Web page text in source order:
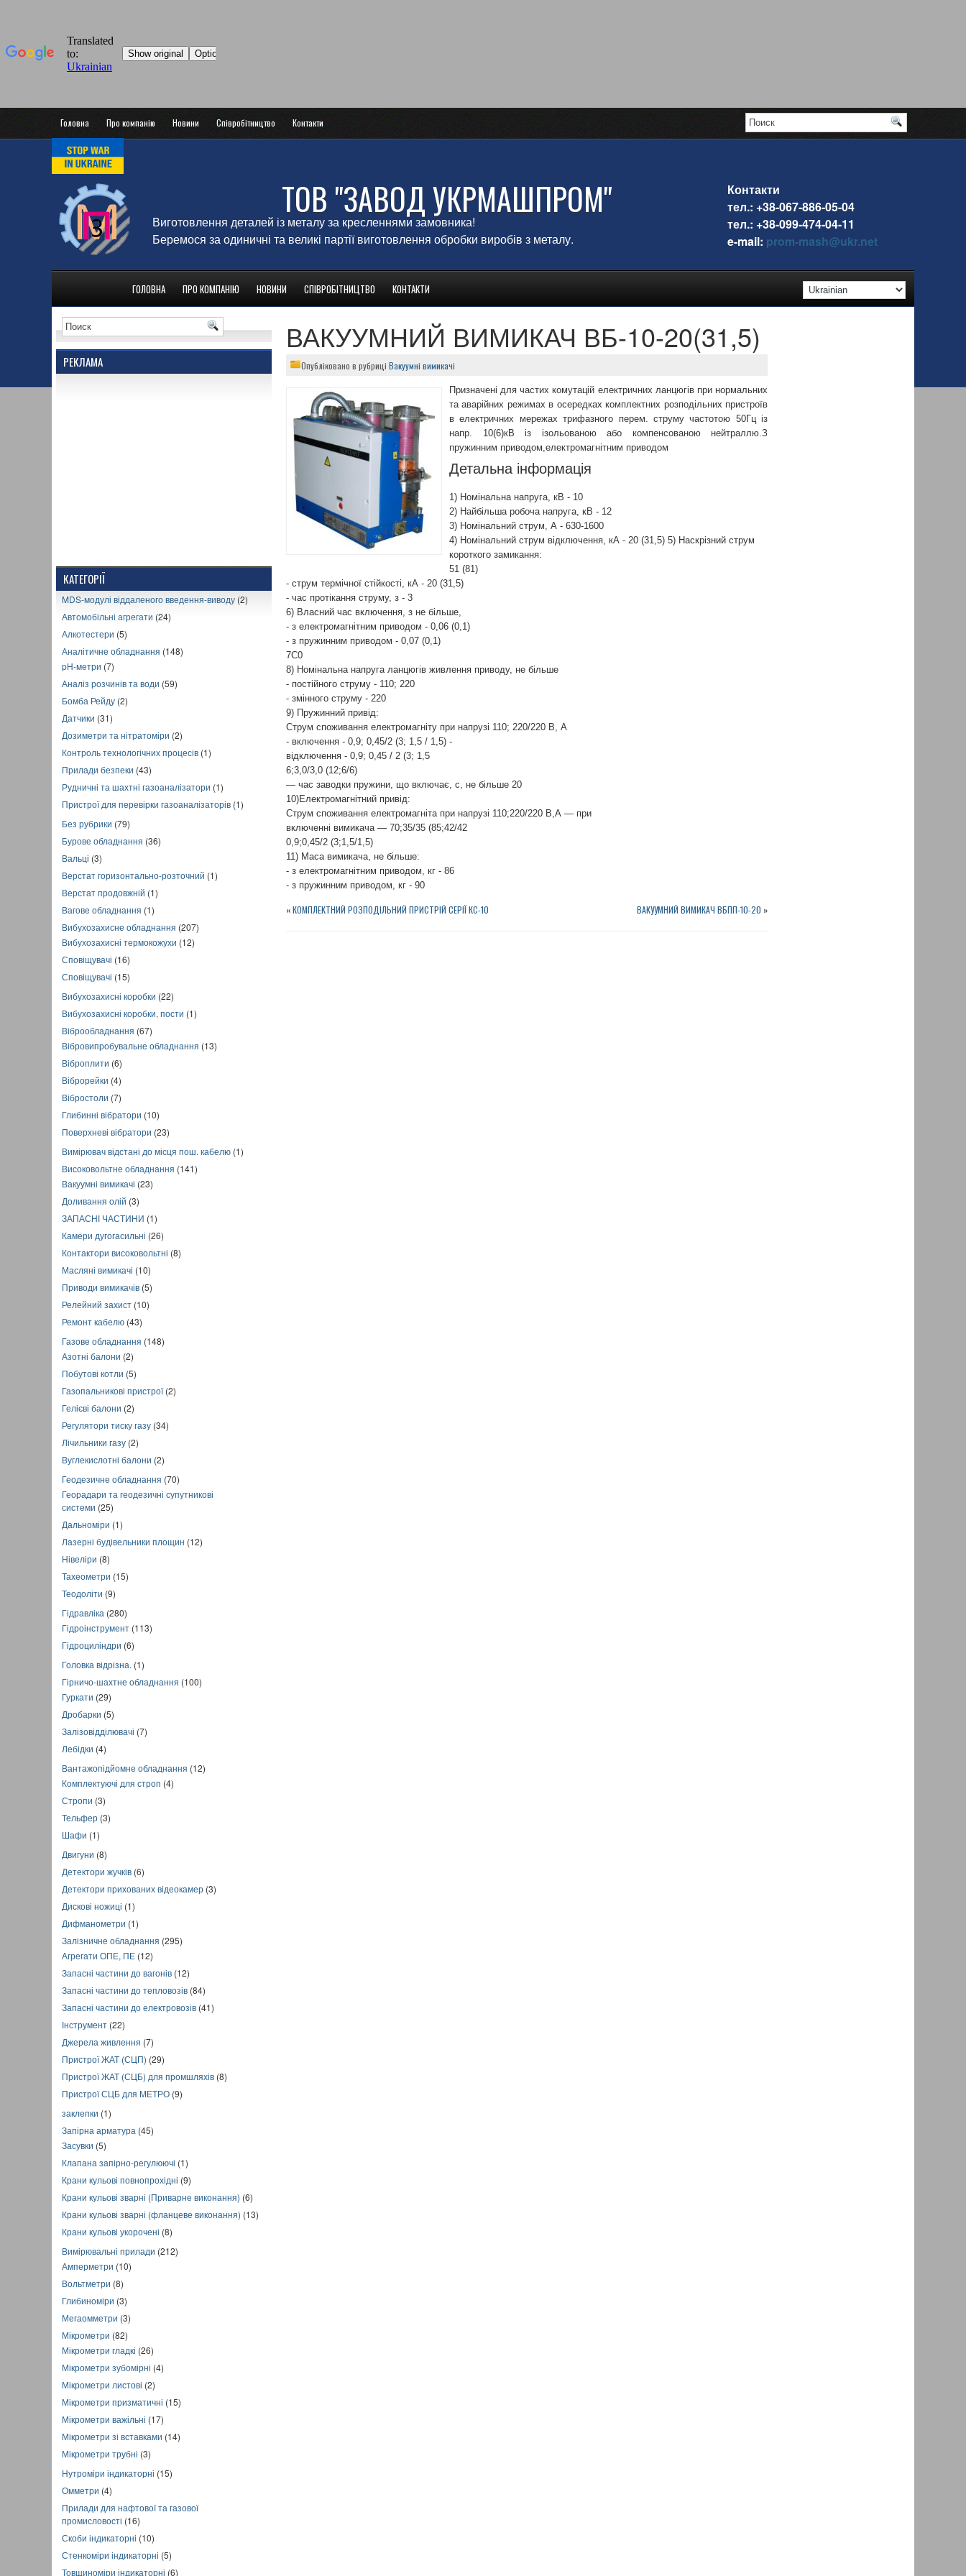
Головна Про компанію Новини Співробітництво Контакти
ТОВ "ЗАВОД УКРМАШПРОМ"
Виготовлення деталей із металу за кресленнями замовника!
Беремося за одиничні та великі партії виготовлення обробки виробів з металу.
Контакти
тел.: +38-067-886-05-04
тел.: +38-099-474-04-11
e-mail: prom-mash@ukr.net
ГОЛОВНА ПРО КОМПАНІЮ НОВИНИ СПІВРОБІТНИЦТВО КОНТАКТИ
РЕКЛАМА
КАТЕГОРІЇ
MDS-модулі віддаленого введення-виводу (2)
Автомобільні агрегати (24)
Алкотестери (5)
Аналітичне обладнання (148)
pH-метри (7)
Аналіз розчинів та води (59)
Бомба Рейду (2)
Датчики (31)
Дозиметри та нітратоміри (2)
Контроль технологічних процесів (1)
Прилади безпеки (43)
Рудничні та шахтні газоаналізатори (1)
Пристрої для перевірки газоаналізаторів (1)
Без рубрики (79)
Бурове обладнання (36)
Вальці (3)
Верстат горизонтально-розточний (1)
Верстат продовжній (1)
Вагове обладнання (1)
Вибухозахисне обладнання (207)
Вибухозахисні термокожухи (12)
Сповіщувачі (16)
Сповіщувачі (15)
Вибухозахисні коробки (22)
Вибухозахисні коробки, пости (1)
Віброобладнання (67)
Вібровипробувальне обладнання (13)
Віброплити (6)
Віброрейки (4)
Вібростоли (7)
Глибинні вібратори (10)
Поверхневі вібратори (23)
Вимірювач відстані до місця пош. кабелю (1)
Високовольтне обладнання (141)
Вакуумні вимикачі (23)
Доливання олій (3)
ЗАПАСНІ ЧАСТИНИ (1)
Камери дугогасильні (26)
Контактори високовольтні (8)
Масляні вимикачі (10)
Приводи вимикачів (5)
Релейний захист (10)
Ремонт кабелю (43)
Газове обладнання (148)
Азотні балони (2)
Побутові котли (5)
Газопальникові пристрої(2)
Гелієві балони (2)
Регулятори тиску газу (34)
Лічильники газу (2)
Вуглекислотні балони (2)
Геодезичне обладнання (70)
Георадари та геодезичні супутникові
системи (25)
Дальноміри (1)
Лазерні будівельники площин (12)
Нівеліри (8)
Тахеометри (15)
Теодоліти (9)
Гідравліка (280)
Гідроінструмент (113)
Гідроциліндри (6)
Головка відрізна. (1)
Гірничо-шахтне обладнання (100)
Гуркати (29)
Дробарки (5)
Залізовідділювачі (7)
Лебідки (4)
Вантажопідйомне обладнання (12)
Комплектуючі для строп (4)
Стропи (3)
Тельфер (3)
Шафи (1)
Двигуни (8)
Детектори жучків (6)
Детектори прихованих відеокамер (3)
Дискові ножиці (1)
Дифманометри (1)
Залізничне обладнання (295)
Агрегати ОПЕ, ПЕ (12)
Запасні частини до вагонів (12)
Запасні частини до тепловозів (84)
Запасні частини до електровозів (41)
Інструмент (22)
Джерела живлення (7)
Пристрої ЖАТ (СЦП) (29)
Пристрої ЖАТ (СЦБ) для промшляхів (8)
Пристрої СЦБ для МЕТРО (9)
заклепки (1)
Запірна арматура (45)
Засувки (5)
Клапана запірно-регулюючі (1)
Крани кульові повнопрохідні (9)
Крани кульові зварні (Приварне виконання) (6)
Крани кульові зварні (фланцеве виконання) (13)
Крани кульові укорочені (8)
Вимірювальні прилади (212)
Амперметри (10)
Вольтметри (8)
Глибиноміри (3)
Мегаомметри (3)
Мікрометри (82)
Мікрометри гладкі (26)
Мікрометри зубомірні (4)
Мікрометри листові (2)
Мікрометри призматичні (15)
Мікрометри важільні (17)
Мікрометри зі вставками (14)
Мікрометри трубні (3)
Нутроміри індикаторні (15)
Омметри (4)
Прилади для нафтової та газової
промисловості (16)
Скоби індикаторні (10)
Стенкоміри індикаторні (5)
Товщиноміри індикаторні (6)
ВАКУУМНИЙ ВИМИКАЧ ВБ-10-20(31,5)
Опубліковано в рубриці Вакуумні вимикачі
Призначені для частих комутацій електричних ланцюгів при нормальних
та аварійних режимах в осередках комплектних розподільних пристроїв
в електричних мережах трифазного перем. струму частотою 50Гц із
напр. 10(6)кВ із ізольованою або компенсованою нейтраллю.З
пружинним приводом,електромагнітним приводом
Детальна інформація
1) Номінальна напруга, кВ - 10
2) Найбільша робоча напруга, кВ - 12
3) Номінальний струм, А - 630-1600
4) Номінальний струм відключення, кА - 20 (31,5) 5) Наскрізний струм
короткого замикання:
51 (81)
- струм термічної стійкості, кА - 20 (31,5)
- час протікання струму, з - 3
6) Власний час включення, з не більше,
- з електромагнітним приводом - 0,06 (0,1)
- з пружинним приводом - 0,07 (0,1)
7С0
8) Номінальна напруга ланцюгів живлення приводу, не більше
- постійного струму - 110; 220
- змінного струму - 220
9) Пружинний привід:
Струм споживання електромагніту при напрузі 110; 220/220 В, А
- включення - 0,9; 0,45/2 (3; 1,5 / 1,5) -
відключення - 0,9; 0,45 / 2 (3; 1,5
6;3,0/3,0 (12;6/6)
— час заводки пружини, що включає, с, не більше 20
10)Електромагнітний привід:
Струм споживання електромагніта при напрузі 110;220/220 В,А — при
включенні вимикача — 70;35/35 (85;42/42
0,9;0,45/2 (3;1,5/1,5)
11) Маса вимикача, не більше:
- з електромагнітним приводом, кг - 86
- з пружинним приводом, кг - 90
«КОМПЛЕКТНИЙ РОЗПОДІЛЬНИЙ ПРИСТРІЙ СЕРІЇ КС-10 ВАКУУМНИЙ ВИМИКАЧ ВБПП-10-20 »